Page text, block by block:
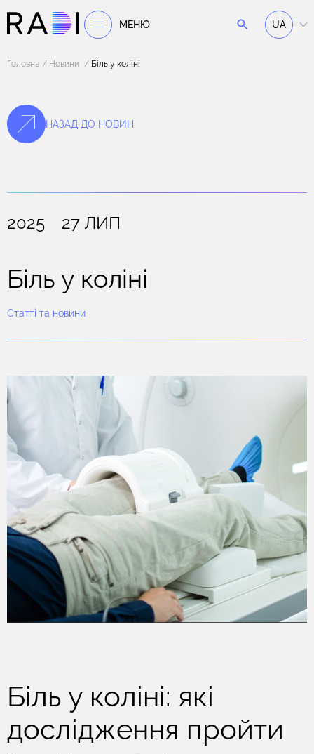
МЕНЮ UA
Головна Новини Біль у коліні
НАЗАД ДО НОВИН
2025 27 ЛИП
Біль у коліні
Статті та новини
Біль у коліні: які
дослідження пройти